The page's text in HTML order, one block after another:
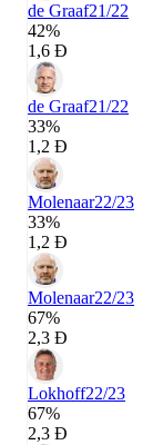
de Graaf21/22
42%
1,6 Đ
de Graaf21/22
33%
1,2 Đ
Molenaar22/23
33%
1,2 Đ
Molenaar22/23
67%
2,3 Đ
Lokhoff22/23
67%
2,3 Đ